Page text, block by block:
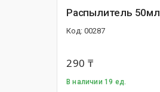
Распылитель 50мл
00287
290 ₸
В наличии 19 ед.